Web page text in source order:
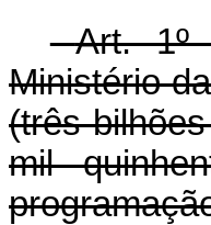
Art. 1º
Ministério
(três
mil